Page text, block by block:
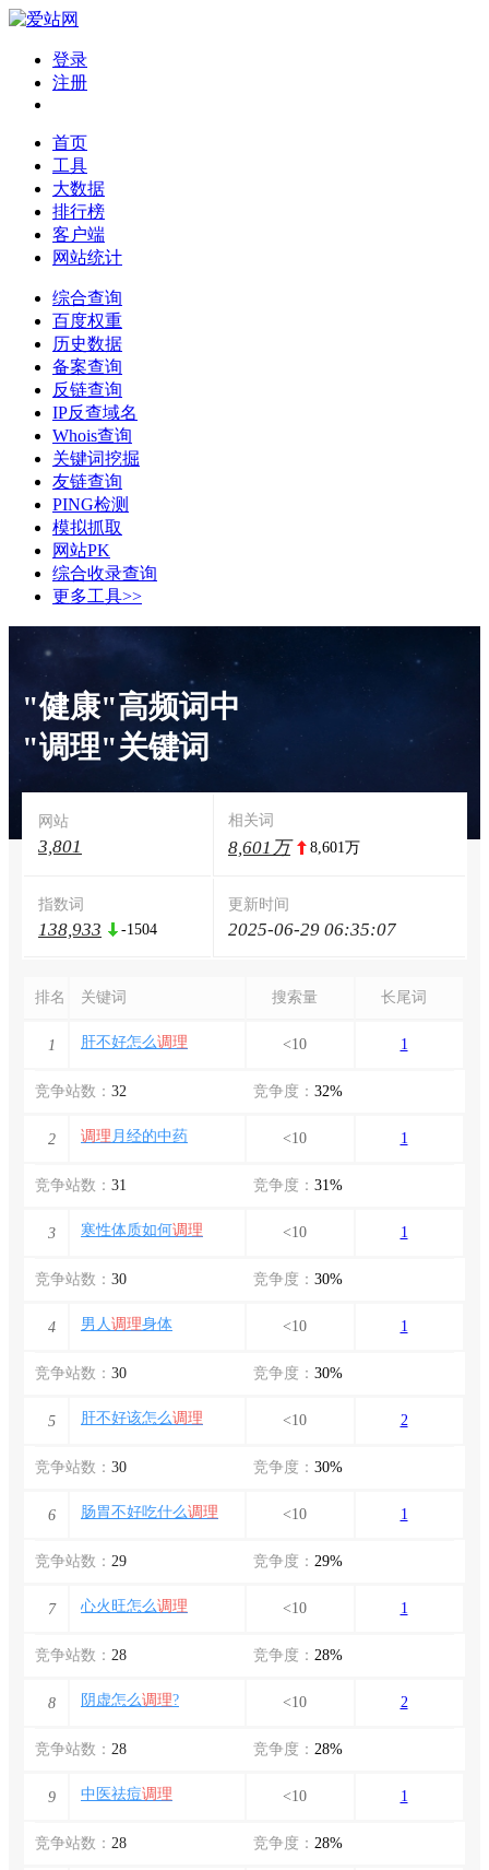
登录
注册
首页
工具
大数据
排行榜
客户端
网站统计
综合查询
百度权重
历史数据
备案查询
反链查询
IP反查域名
Whois查询
关键词挖掘
友链查询
PING检测
模拟抓取
网站PK
综合收录查询
更多工具>>
"健康"高频词中
"调理"关键词
网站
3,801
相关词
8,601万 8,601万
指数词
138,933 -1504
更新时间
2025-06-29 06:35:07
排名 关键词 搜索量 长尾词
1 肝不好怎么调理 <10 1
竞争站数： 32 竞争度： 32%
2 调理 月经的中药 <10 1
竞争站数： 31 竞争度： 31%
3 寒性体质如何调理 <10 1
竞争站数： 30 竞争度： 30%
4 男人调理身体 <10 1
竞争站数： 30 竞争度： 30%
5 肝不好该怎么调理 <10 2
竞争站数： 30 竞争度： 30%
6 肠胃不好吃什么调理 <10 1
竞争站数： 29 竞争度： 29%
7 心火旺怎么调理 <10 1
竞争站数： 28 竞争度： 28%
8 阴虚怎么调理? <10 2
竞争站数： 28 竞争度： 28%
9 中医祛痘调理 <10 1
竞争站数： 28 竞争度： 28%